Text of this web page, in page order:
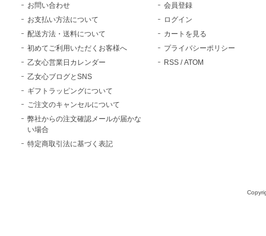
お問い合わせ
お支払い方法について
配送方法・送料について
初めてご利用いただくお客様へ
乙女心営業日カレンダー
乙女心ブログとSNS
ギフトラッピングについて
ご注文のキャンセルについて
弊社からの注文確認メールが届かな
い場合
特定商取引法に基づく表記
会員登録
ログイン
カートを見る
プライバシーポリシー
RSS /ATOM